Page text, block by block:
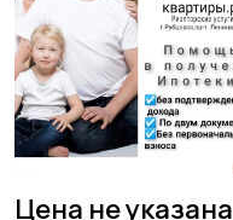
Цена не указана